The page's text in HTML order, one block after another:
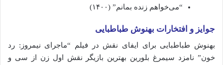
“می‌خواهم زنده بمانم” (۱۴۰۰)
جوایز و افتخارات بهنوش طباطبایی
بهنوش طباطبایی برای ایفای نقش در فیلم “ماجرای نیمروز: رد
خون” نامزد سیمرغ بلورین بهترین بازیگر نقش اول زن از سی و